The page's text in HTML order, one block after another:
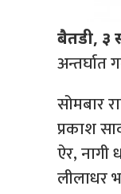
बैतडी, ३
अन्तर्घात
सोमबार
प्रकाश
ऐर, नागी
लीलाधर